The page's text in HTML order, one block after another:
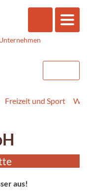
Freizeit und Sport
aus!